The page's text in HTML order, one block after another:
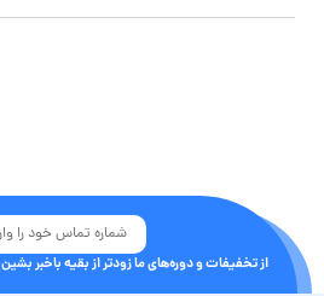
از تخفیفات و دوره‌های ما زودتر از بقیه باخبر بشین